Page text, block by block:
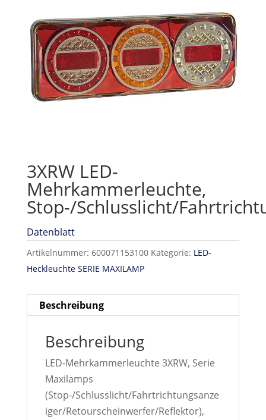
3XRW LED-
Mehrkammerleuchte,
Stop-/Schlusslicht/
Datenblatt
Artikelnummer: 600071153100 Kategorie: LED-
Heckleuchte SERIE MAXILAMP
Beschreibung
Beschreibung
LED-Mehrkammerleuchte 3XRW, Serie
Maxilamps
(Stop-/Schlusslicht/Fahrtrichtungsanze
iger/Retourscheinwerfer/Reflektor),